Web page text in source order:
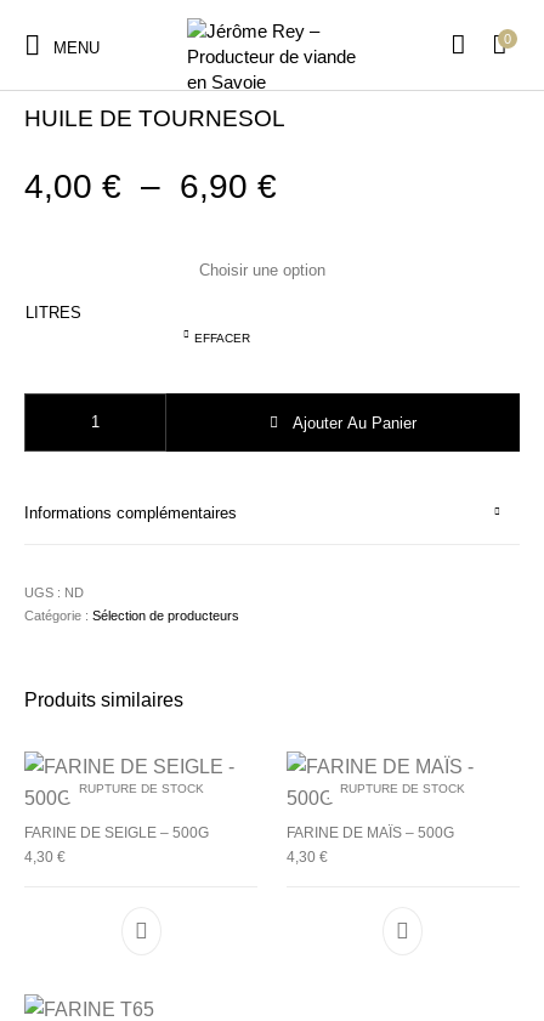
MENU
0
Sélection de producteurs
HUILE DE TOURNESOL
4,00€ – 6,90€
LITRES
EFFACER
Ajouter Au Panier
Informations complémentaires
UGS : ND
Catégorie :Sélection de producteurs
Produits similaires
RUPTURE DE STOCK
FARINE DE SEIGLE – 500G
4,30€
RUPTURE DE STOCK
FARINE DE MAÏS – 500G
4,30 €